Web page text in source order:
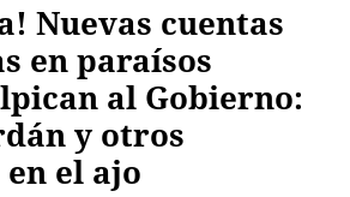
Nuevas cuentas
en paraísos
al Gobierno:
y otros
el ajo